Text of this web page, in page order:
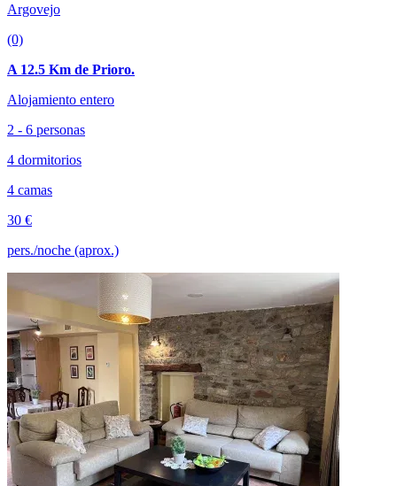
Argovejo
(0)
A 12.5 Km de Prioro.
Alojamiento entero
2 - 6 personas
4 dormitorios
4 camas
30 €
pers./noche (aprox.)